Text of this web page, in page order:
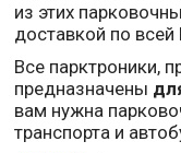
из этих
доставкой по всей
Все парктроники,
предназначены
вам нужна
транспорта и